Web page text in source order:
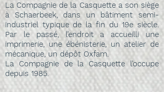
La Compagnie de la Casquette a son siège
à Schaerbeek, dans un bâtiment semi-
industriel typique de la fin du 19e siècle.
Par le passé, l’endroit a accueilli une
imprimerie, une ébénisterie, un atelier de
mécanique, un dépôt Oxfam.
La Compagnie de la Casquette l’occupe
depuis 1985.